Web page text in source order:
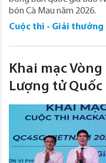
bón Cà Mau năm 2026.
Cuộc thi - Giải thưởng
Khai mạc
Lượng tử